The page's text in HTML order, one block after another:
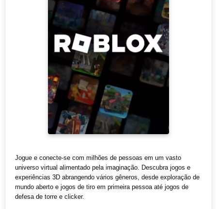
Jogue e conecte-se com milhões de pessoas em um vasto
universo virtual alimentado pela imaginação. Descubra jogos e
experiências 3D abrangendo vários gêneros, desde exploração de
mundo aberto e jogos de tiro em primeira pessoa até jogos de
defesa de torre e clicker.